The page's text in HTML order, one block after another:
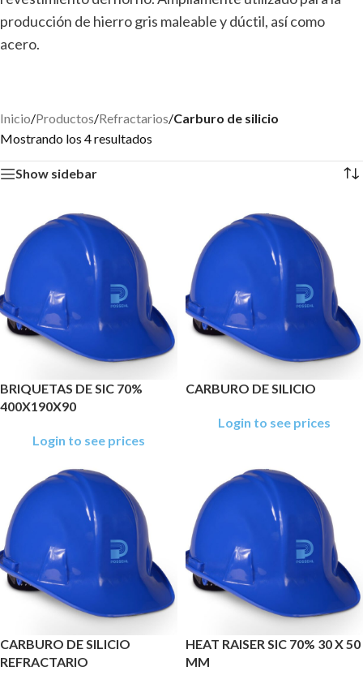
producción de hierro gris maleable y dúctil, así como
acero.
Inicio/Productos/Refractarios/Carburo de silicio
Mostrando los 4 resultados
Show sidebar
BRIQUETAS DE SIC 70%
400X190X90
Login to see prices
CARBURO DE SILICIO
Login to see prices
CARBURO DE SILICIO
REFRACTARIO
HEAT RAISER SIC 70% 30 X 50
MM